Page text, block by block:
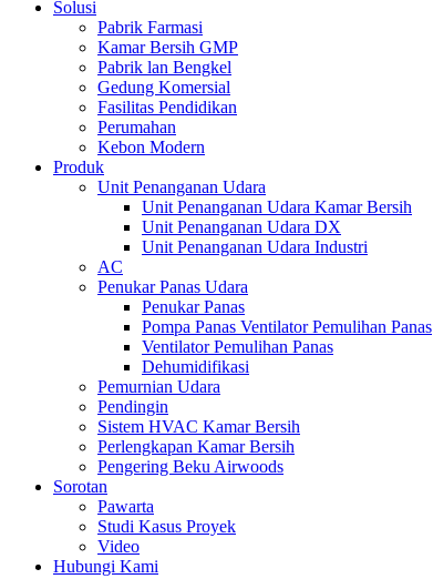
Solusi
Pabrik Farmasi
Kamar Bersih GMP
Pabrik lan Bengkel
Gedung Komersial
Fasilitas Pendidikan
Perumahan
Kebon Modern
Produk
Unit Penanganan Udara
Unit Penanganan Udara Kamar Bersih
Unit Penanganan Udara DX
Unit Penanganan Udara Industri
AC
Penukar Panas Udara
Penukar Panas
Pompa Panas Ventilator Pemulihan Panas
Ventilator Pemulihan Panas
Dehumidifikasi
Pemurnian Udara
Pendingin
Sistem HVAC Kamar Bersih
Perlengkapan Kamar Bersih
Pengering Beku Airwoods
Sorotan
Pawarta
Studi Kasus Proyek
Video
Hubungi Kami